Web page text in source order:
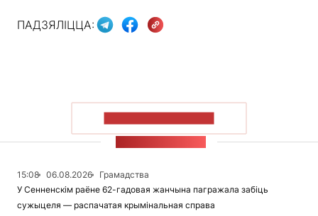
ПАДЗЯЛІЦЦА:
15:08 06.08.2026
Грамадства
У Сенненскім раёне 62-гадовая жанчына пагражала забіць
сужыцеля — распачатая крымінальная справа